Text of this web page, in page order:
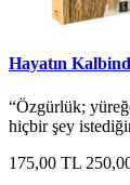
Hayatın
“Özgürlük;
hiçbir şey
175,00 TL